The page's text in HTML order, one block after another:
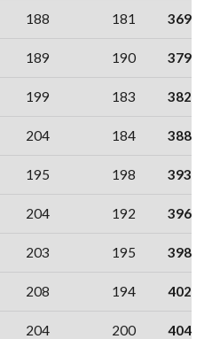
188 181 369
189 190 379
199 183 382
204 184 388
195 198 393
204 192 396
203 195 398
208 194 402
204 200 404